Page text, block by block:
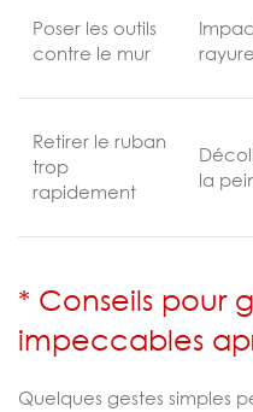
Poser les outils
contre le mur
Retirer le ruban
trop
rapidement
la
* Conseils pour
impeccables
Quelques gestes simples